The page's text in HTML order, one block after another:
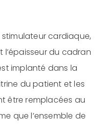
cardiaque,
l’épaisseur du cadran
implanté dans la
du patient et les
être remplacées au
que l’ensemble de